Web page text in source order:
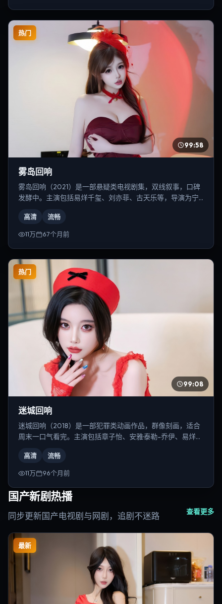
热门
99:58
雾岛回响
雾岛回响（2021）是一部悬疑类电视剧集，双线叙事，口碑
发酵中。主演包括易烊千玺、刘亦菲、古天乐等，导演为宁
高清 流畅
11万 67个月前
热门
99:08
迷城回响
迷城回响（2018）是一部犯罪类动画作品，群像刻画，适合
周末一口气看完。主演包括章子怡、安雅·泰勒-乔伊、易烊千
高清 流畅
11万 96个月前
国产新剧热播
同步更新国产电视剧与网剧，追剧不迷路 查看更多
最新